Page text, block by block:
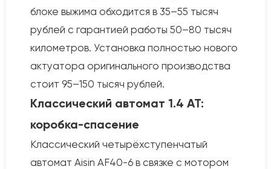
блоке выжима обходится в 35–55 тысяч
рублей с гарантией работы 50–80 тысяч
километров. Установка полностью нового
актуатора оригинального производства
стоит 95–150 тысяч рублей.
Классический автомат 1.4 AT:
коробка-спасение
Классический четырёхступенчатый
автомат Aisin AF40-6 в связке с мотором